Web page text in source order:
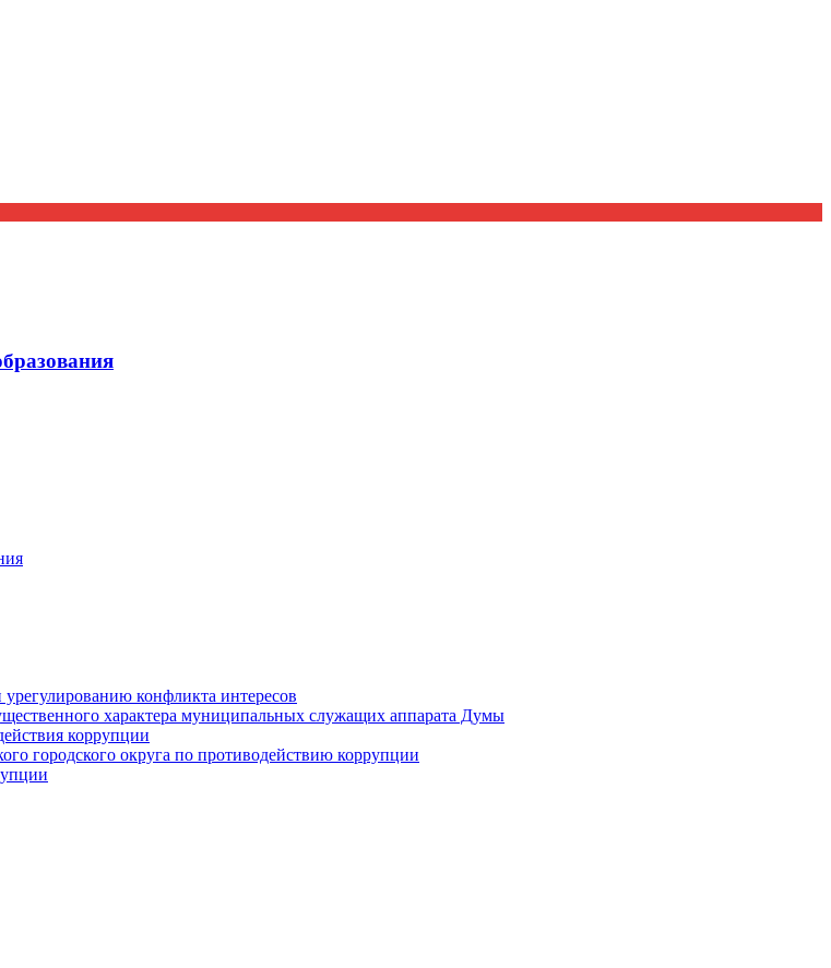
конфликта интересов
характера муниципальных служащих аппарата Думы
коррупции
городского округа по противодействию коррупции